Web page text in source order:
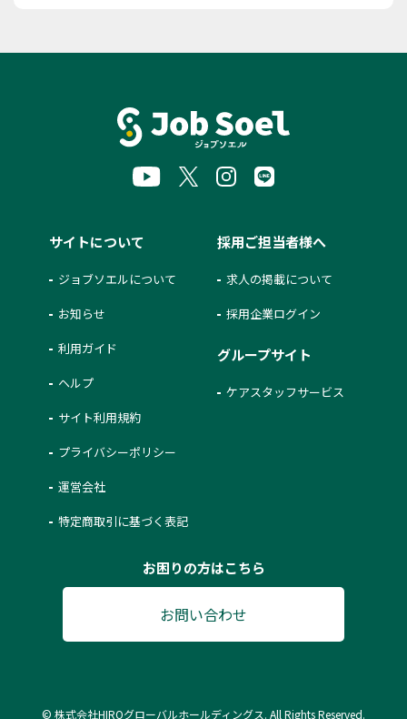
サイトについて
ジョブソエルについて
お知らせ
利用ガイド
ヘルプ
サイト利用規約
プライバシーポリシー
運営会社
特定商取引に基づく表記
採用ご担当者様へ
求人の掲載について
採用企業ログイン
グループサイト
ケアスタッフサービス
お困りの方はこちら
お問い合わせ
© 株式会社HIROグローバルホールディングス. All Rights Reserved.